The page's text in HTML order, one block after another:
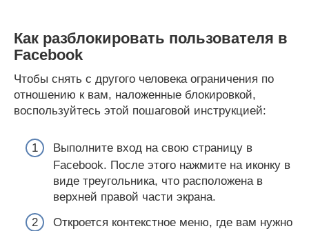
Как разблокировать пользователя в
Facebook
Чтобы снять с другого человека ограничения по
отношению к вам, наложенные блокировкой,
воспользуйтесь этой пошаговой инструкцией:
Выполните вход на свою страницу в
Facebook. После этого нажмите на иконку в
виде треугольника, что расположена в
верхней правой части экрана.
Откроется контекстное меню, где вам нужно